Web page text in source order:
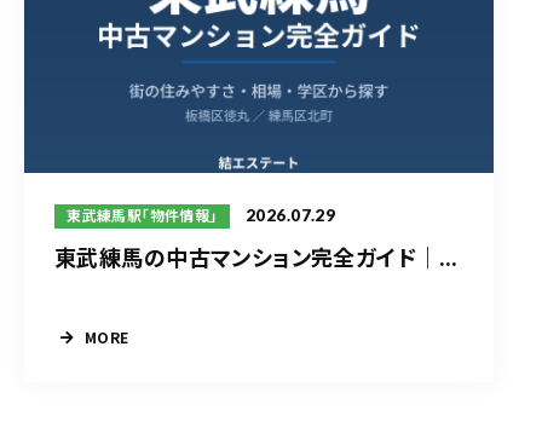
東武練馬駅「物件情報」 2026.07.29
東武練馬の中古マンション完全ガイド｜...
MORE